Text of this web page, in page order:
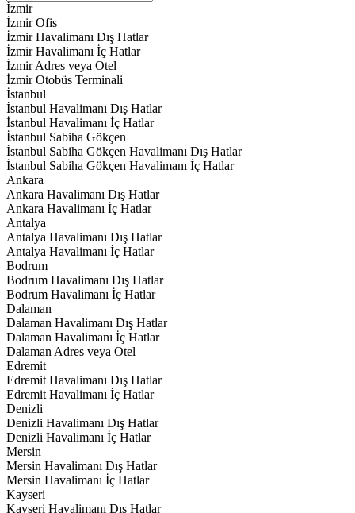
İzmir
İzmir Ofis
İzmir Havalimanı Dış Hatlar
İzmir Havalimanı İç Hatlar
İzmir Adres veya Otel
İzmir Otobüs Terminali
İstanbul
İstanbul Havalimanı Dış Hatlar
İstanbul Havalimanı İç Hatlar
İstanbul Sabiha Gökçen
İstanbul Sabiha Gökçen Havalimanı Dış Hatlar
İstanbul Sabiha Gökçen Havalimanı İç Hatlar
Ankara
Ankara Havalimanı Dış Hatlar
Ankara Havalimanı İç Hatlar
Antalya
Antalya Havalimanı Dış Hatlar
Antalya Havalimanı İç Hatlar
Bodrum
Bodrum Havalimanı Dış Hatlar
Bodrum Havalimanı İç Hatlar
Dalaman
Dalaman Havalimanı Dış Hatlar
Dalaman Havalimanı İç Hatlar
Dalaman Adres veya Otel
Edremit
Edremit Havalimanı Dış Hatlar
Edremit Havalimanı İç Hatlar
Denizli
Denizli Havalimanı Dış Hatlar
Denizli Havalimanı İç Hatlar
Mersin
Mersin Havalimanı Dış Hatlar
Mersin Havalimanı İç Hatlar
Kayseri
Kayseri Havalimanı Dış Hatlar